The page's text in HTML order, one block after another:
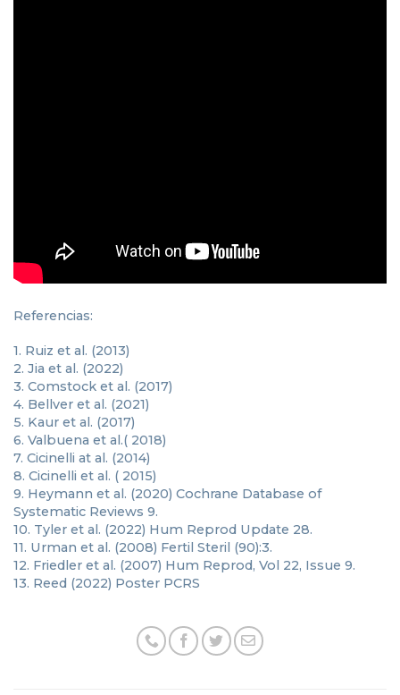
Referencias:
1. Ruiz et al. (2013)
2. Jia et al. (2022)
3. Comstock et al. (2017)
4. Bellver et al. (2021)
5. Kaur et al. (2017)
6. Valbuena et al.( 2018)
7. Cicinelli at al. (2014)
8. Cicinelli et al. ( 2015)
9. Heymann et al. (2020) Cochrane Database of
Systematic Reviews 9.
10. Tyler et al. (2022) Hum Reprod Update 28.
11. Urman et al. (2008) Fertil Steril (90):3.
12. Friedler et al. (2007) Hum Reprod, Vol 22, Issue 9.
13. Reed (2022) Poster PCRS